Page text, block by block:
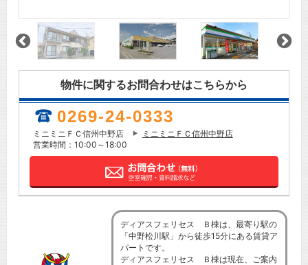
物件に関するお問合わせはこちらから
0269-24-0333
ミニミニＦＣ信州中野店
ミニミニＦＣ信州中野店
営業時間：10:00～18:00
ディアスフェリセス Ｂ棟は、最寄り駅の
「中野松川駅」から徒歩15分にある賃貸ア
パートです。
ディアスフェリセス Ｂ棟は現在、ご案内